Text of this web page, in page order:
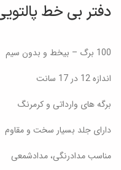
دفتر بی خط
100 برگ – بیخط و بدون سیم
اندازه 12 در 17 سانت
برگه های وارداتی و کرمرنگ
دارای جلد بسیار سخت و مقاوم
مناسب مدادرنگی، مدادشمعی